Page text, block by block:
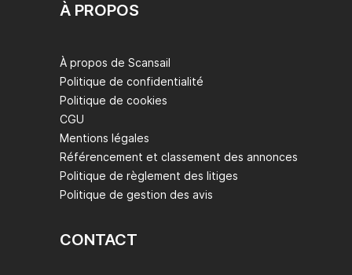
À PROPOS
À propos de Scansail
Politique de confidentialité
Politique de cookies
CGU
Mentions légales
Référencement et classement des annonces
Politique de règlement des litiges
Politique de gestion des avis
CONTACT